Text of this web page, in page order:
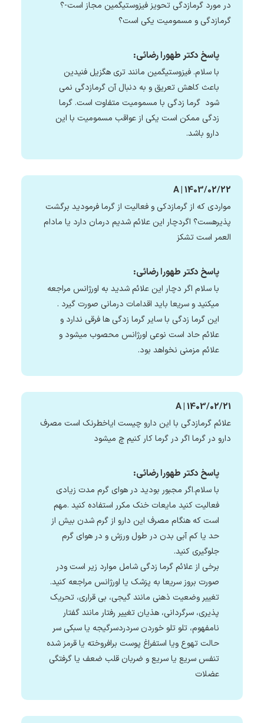
در مورد گرمازدگی تحویز فیزوستیگمین مجاز است-؟
گرمازدگی و مسمومیت یکی است؟
پاسخ دکتر طهورا رضائی:
با سلام. فیزوستیگمین مانند تری هگزیل فنیدین
باعث کاهش تعریق و به دنبال آن گرمازدگی نمی
شود گرما زدگی با مسمومیت متفاوت است. گرما
زدگی ممکن است یکی از عواقب مسمومیت با این
دارو باشد.
A | 1403/02/22
مواردی که از گرمازدکی و فعالیت از گرما فرمودید برگشت
پذیرهست؟ اگردچار این علائم شدیم درمان دارد یا مادام
العمر است تشکز
پاسخ دکتر طهورا رضائی:
با سلام اگر دچار این علائم شدید به اورژانس مراجعه
میکنید و سریعا باید اقدامات درمانی صورت گیرد .
این گرما زدگی با سایر گرما زدگی ها فرقی ندارد و
علائم حاد است نوعی اورژانس محصوب میشود و
علائم مزمنی نخواهد بود.
A | 1403/02/21
علائم گرمازدگی با این دارو چیست ایاخطرنک است مصرف
دارو در گرما اگر در گرما کار کنیم چ میشود
پاسخ دکتر طهورا رضائی:
با سلام.اگر مجبور بودید در هوای گرم مدت زیادی
فعالیت کنید مایعات خنک مکرر استفاده کنید .مهم
است که هنگام مصرف این دارو از گرم شدن بیش از
حد یا کم آبی بدن در طول ورزش و در هوای گرم
جلوگیری کنید.
برخی از علائم گرما زدگی شامل موارد زیر است ودر
صورت بروز سریعا به پزشک یا اورژانس مراجعه کنید.
تغییر وضعیت ذهنی مانند گیجی، بی قراری، تحریک
پذیری، سرگردانی، هذیان تغییر رفتار مانند گفتار
نامفهوم، تلو تلو خوردن سردردسرگیجه یا سبکی سر
حالت تهوع ویا استفراغ پوست برافروخته یا قرمز شده
تنفس سریع یا سریع و ضربان قلب ضعف یا گرفتگی
عضلات